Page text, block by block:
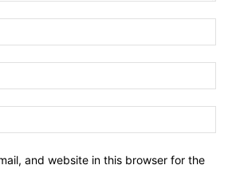
and website in this browser for the